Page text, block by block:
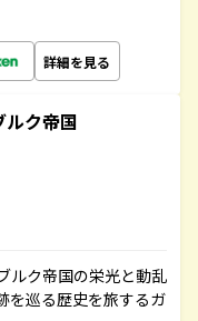
詳細を見る
ク帝国
ルク帝国の栄光と動乱
を巡る歴史を旅するガ